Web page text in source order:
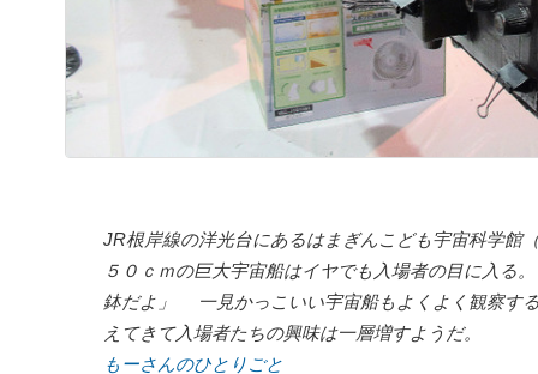
JR根岸線の洋光台にあるはまぎんこども宇宙科学館
５０ｃｍの巨大宇宙船はイヤでも入場者の目に入る
鉢だよ」 一見かっこいい宇宙船もよくよく観察す
えてきて入場者たちの興味は一層増すようだ。
もーさんのひとりごと